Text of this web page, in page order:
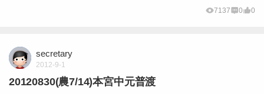
7137 0 0
secretary
2012-9-1
20120830(農7/14)本宮中元普渡